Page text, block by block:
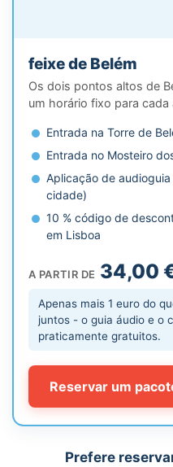
feixe de Belém
Os dois pontos altos de
um horário fixo para cada
Entrada na Torre de
Entrada no Mosteiro
Aplicação de
cidade)
10 % código de
em Lisboa
A PARTIR DE 34,00
Apenas mais 1 euro do
juntos - o guia áudio e o
praticamente gratuitos.
Reservar um
Prefere